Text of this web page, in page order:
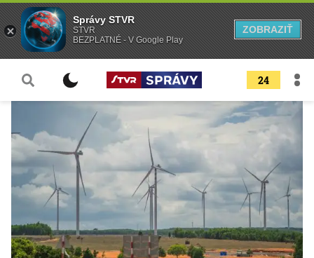
24
Správy STVR
STVR
BEZPLATNÉ - V Google Play
ZOBRAZIŤ